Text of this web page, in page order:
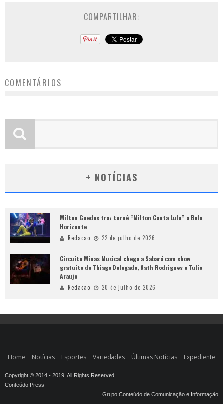
COMPARTILHAR:
COMENTÁRIOS
+ NOTÍCIAS
Milton Guedes traz turnê “Milton Canta Lulu” a Belo
Horizonte
Redacao 22 de julho de 2026
Circuito Minas Musical chega a Sabará com show
gratuito de Thiago Delegado, Nath Rodrigues e Tulio
Araujo
Redacao 20 de julho de 2026
Home Notícias Esportes Variedades Últimas Notícias Expediente
Copyright © 2014 - 2019. All Rights Reserved.
Conteúdo Press
Grupo Conteúdo de Comunicação e Informação